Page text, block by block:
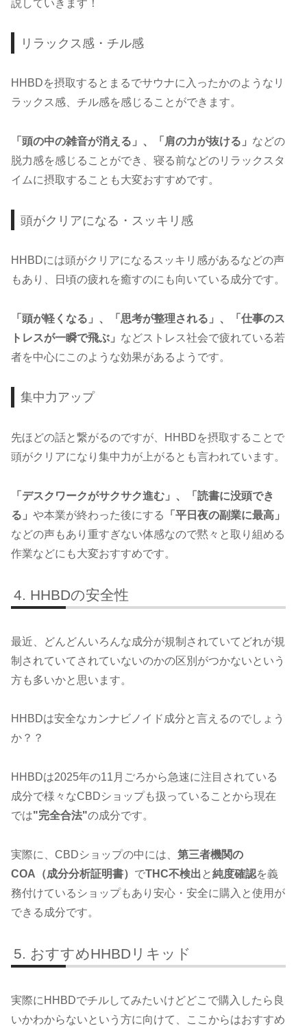
説していきます！
リラックス感・チル感
HHBDを摂取するとまるでサウナに入ったかのようなリ
ラックス感、チル感を感じることができます。
「頭の中の雑音が消える」、「肩の力が抜ける」 などの
脱力感を感じることができ、寝る前などのリラックスタ
イムに摂取することも大変おすすめです。
頭がクリアになる・スッキリ感
HHBDには頭がクリアになるスッキリ感があるなどの声
もあり、日頃の疲れを癒すのにも向いている成分です。
「頭が軽くなる」、「思考が整理される」、「仕事のス
トレスが一瞬で飛ぶ」 などストレス社会で疲れている若
者を中心にこのような効果があるようです。
集中力アップ
先ほどの話と繋がるのですが、HHBDを摂取することで
頭がクリアになり集中力が上がるとも言われています。
「デスクワークがサクサク進む」、「読書に没頭でき
る」 や本業が終わった後にする
「平日夜の副業に最高」
などの声もあり重すぎない体感なので黙々と取り組める
作業などにも大変おすすめです。
HHBDの安全性
最近、どんどんいろんな成分が規制されていてどれが規
制されていてされていないのかの区別がつかないという
方も多いかと思います。
HHBDは安全なカンナビノイド成分と言えるのでしょう
か？？
HHBDは2025年の11月ごろから急速に注目されている
成分で様々なCBDショップも扱っていることから現在
では"完全合法"の成分です。
実際に、CBDショップの中には、 第三者機関の
COA（成分分析証明書） でTHC不検出 と純度確認を義
務付けているショップもあり安心・安全に購入と使用が
できる成分です。
おすすめHHBDリキッド
実際にHHBDでチルしてみたいけどどこで購入したら良
いかわからないという方に向けて、ここからはおすすめ